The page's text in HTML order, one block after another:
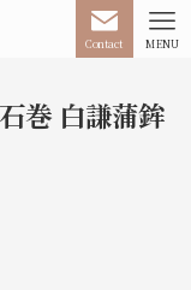
Contact MENU
巻 白謙蒲鉾